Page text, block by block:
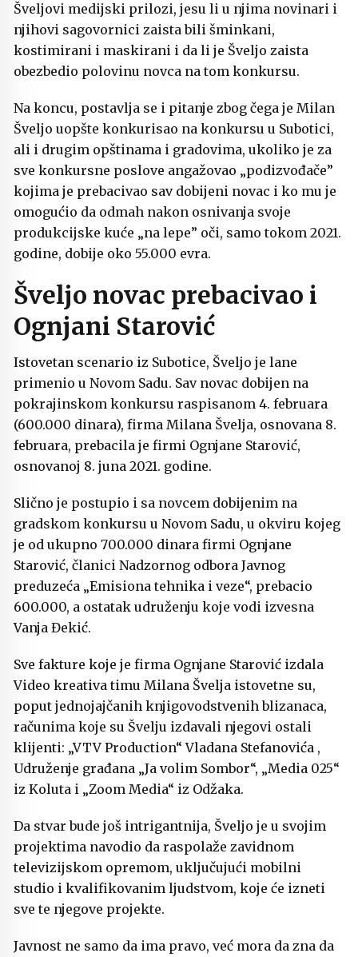
Šveljovi medijski prilozi, jesu li u njima novinari i
njihovi sagovornici zaista bili šminkani,
kostimirani i maskirani i da li je Šveljo zaista
obezbedio polovinu novca na tom konkursu.
Na koncu, postavlja se i pitanje zbog čega je Milan
Šveljo uopšte konkurisao na konkursu u Subotici,
ali i drugim opštinama i gradovima, ukoliko je za
sve konkursne poslove angažovao „podizvođače”
kojima je prebacivao sav dobijeni novac i ko mu je
omogućio da odmah nakon osnivanja svoje
produkcijske kuće „na lepe” oči, samo tokom 2021.
godine, dobije oko 55.000 evra.
Šveljo novac prebacivao i
Ognjani Starović
Istovetan scenario iz Subotice, Šveljo je lane
primenio u Novom Sadu. Sav novac dobijen na
pokrajinskom konkursu raspisanom 4. februara
(600.000 dinara), firma Milana Švelja, osnovana 8.
februara, prebacila je firmi Ognjane Starović,
osnovanoj 8. juna 2021. godine.
Slično je postupio i sa novcem dobijenim na
gradskom konkursu u Novom Sadu, u okviru kojeg
je od ukupno 700.000 dinara firmi Ognjane
Starović, članici Nadzornog odbora Javnog
preduzeća „Emisiona tehnika i veze“, prebacio
600.000, a ostatak udruženju koje vodi izvesna
Vanja Đekić.
Sve fakture koje je firma Ognjane Starović izdala
Video kreativa timu Milana Švelja istovetne su,
poput jednojajčanih knjigovodstvenih blizanaca,
računima koje su Švelju izdavali njegovi ostali
klijenti: „VTV Production“ Vladana Stefanovića ,
Udruženje građana „Ja volim Sombor“, „Media 025“
iz Koluta i „Zoom Media“ iz Odžaka.
Da stvar bude još intrigantnija, Šveljo je u svojim
projektima navodio da raspolaže zavidnom
televizijskom opremom, uključujući mobilni
studio i kvalifikovanim ljudstvom, koje će izneti
sve te njegove projekte.
Javnost ne samo da ima pravo, već mora da zna da